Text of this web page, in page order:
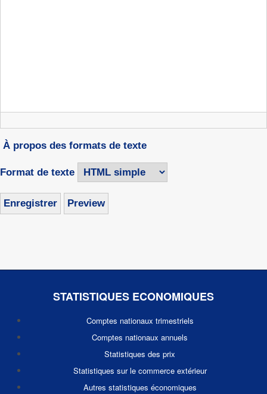
À propos des formats de texte
Format de texte
STATISTIQUES ECONOMIQUES
Comptes nationaux trimestriels
Comptes nationaux annuels
Statistiques des prix
Statistiques sur le commerce extérieur
Autres statistiques économiques